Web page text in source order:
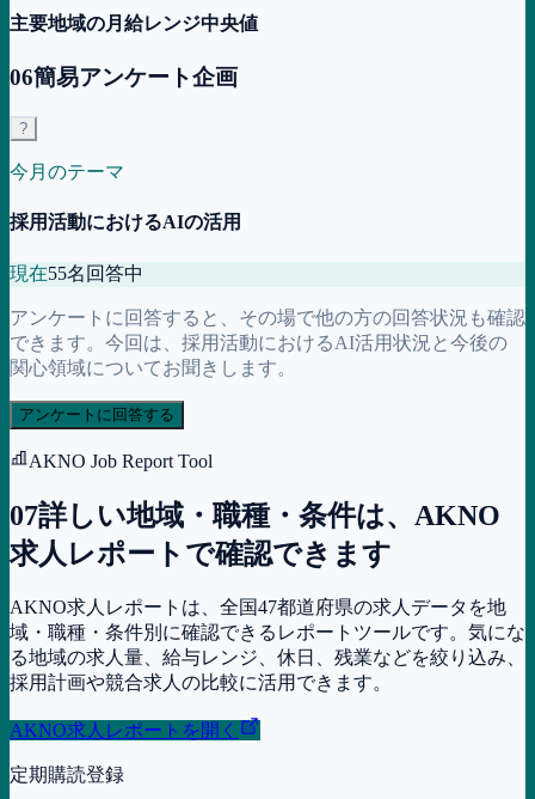
主要地域の月給レンジ中央値
06簡易アンケート企画
?
今月のテーマ
採用活動におけるAIの活用
現在55名回答中
アンケートに回答すると、その場で他の方の回答状況も確認
できます。今回は、採用活動におけるAI活用状況と今後の
関心領域についてお聞きします。
アンケートに回答する
AKNO Job Report Tool
07詳しい地域・職種・条件は、AKNO
求人レポートで確認できます
AKNO求人レポートは、全国47都道府県の求人データを地
域・職種・条件別に確認できるレポートツールです。気にな
る地域の求人量、給与レンジ、休日、残業などを絞り込み、
採用計画や競合求人の比較に活用できます。
AKNO求人レポートを開く
定期購読登録